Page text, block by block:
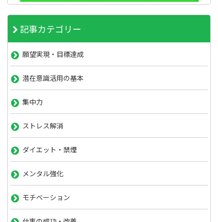
記事カテゴリー
願望実現・目標達成
潜在意識活用の基本
集中力
ストレス解消
ダイエット・禁煙
メンタル強化
モチベーション